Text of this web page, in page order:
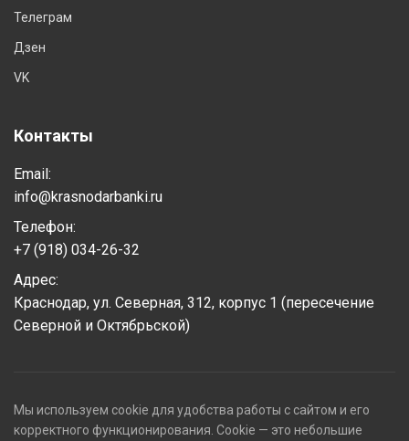
Телеграм
Дзен
VK
Контакты
Email:
info@krasnodarbanki.ru
Телефон:
+7 (918) 034-26-32
Адрес:
Краснодар, ул. Северная, 312, корпус 1 (пересечение
Северной и Октябрьской)
Мы используем cookie для удобства работы с сайтом и его
корректного функционирования. Cookie — это небольшие